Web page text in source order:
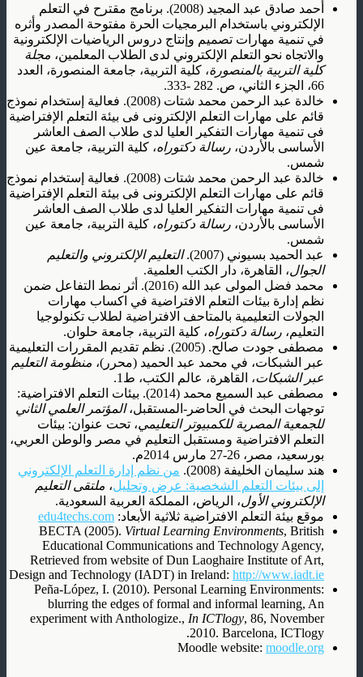
أحمد صادق عبد المجيد (2008). برنامج مقترح في التعلم
الإلكتروني باستخدام البرمجيات الحرة مفتوحة المصدر وأثره
في تنمية مهارات تصميم وإنتاج دروس الرياضيات الإلكترونية
والاتجاه نحو التعلم الإلكتروني لدى الطلاب المعلمين، مجلة
كلية التربية بالمنصورة، كلية التربية، جامعة المنصورة، العدد
66، الجزء الثاني، ص. 282 -333.
خالدة عبد الرحمن محمد شتات (2008). فعالية إستخدام نموذج
قائم على مهارات التعلم الإلكترونى فى بيئة التعلم الإفتراضية
فى تنمية مهارات التفكير العليا لدى طلاب الصف العاشر
الأساسى بالأردن، رسالة دكتوراه، كلية التربية، جامعة عين
شمس.
خالدة عبد الرحمن محمد شتات (2008). فعالية إستخدام نموذج
قائم على مهارات التعلم الإلكترونى فى بيئة التعلم الإفتراضية
فى تنمية مهارات التفكير العليا لدى طلاب الصف العاشر
الأساسى بالأردن، رسالة دكتوراه، كلية التربية، جامعة عين
شمس.
عبد الحميد بسيوني (2007).
التعليم الإلكتروني والتعليم
الجوال، القاهرة، دار الكتب العلمية.
محمد فضل المولى عبد الله (2016). أثر نمط التفاعل ضمن
نظم إدارة بيئات التعلم الافتراضية في اكساب مهارات
الجولات التعليمية بالمتاحف الافتراضية لطلاب تكنولوجيا
التعليم، رسالة دكتوراه، كلية التربية، جامعة حلوان.
مصطفى جودت صالح. (2005). نظم تقديم المقررات التعليمية
عبر الشبكات، في محمد عبد الحميد (محرر)، منظومة التعليم
عبر الشبكات، القاهرة، عالم الكتب، ط1.
مصطفى عبد السميع محمد (2014). بيئات التعلم الافتراضية:
توجهات البحث في الحاضر-المستقبل،المؤتمر العلمي الثاني
للجمعية المصرية للكمبيوتر التعليمي، تحت عنوان: بيئات
التعلم الافتراضية ومستقبل التعليم في مصر والوطن العربي،
بورسعيد، مصر، 26-27 مارس 2014م.
هند سليمان الخليفة (2008).
من نظم إدارة التعلم الإلكتروني
إلى بيئات التعلم الشخصية: عرض وتحليل، ملتقى التعليم
الإلكتروني الأول، الرياض، المملكة العربية السعودية.
موقع بيئة التعلم الافتراضية ثلاثية الأبعاد: edu4techs.com
BECTA (2005). Virtual Learning Environments, British
Educational Communications and Technology Agency,
Retrieved from website of Dun Laoghaire Institute of Art,
Design and Technology (IADT) in Ireland: http://www.iadt.ie
Peña-López, I. (2010). Personal Learning Environments:
blurring the edges of formal and informal learning, An
experiment with Anthologize., In ICTlogy, 86, November
2010. Barcelona, ICTlogy.
Moodle website: moodle.org